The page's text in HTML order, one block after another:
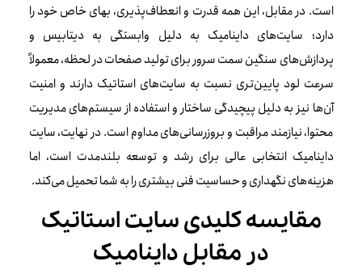
است. در مقابل، این همه قدرت و انعطاف‌پذیری، بهای خاص خود را
دارد؛ سایت‌های داینامیک به دلیل وابستگی به دیتابیس و
پردازش‌های سنگین سمت سرور برای تولید صفحات در لحظه، معمولاً
سرعت لود پایین‌تری نسبت به سایت‌های استاتیک دارند و امنیت
آن‌ها نیز به دلیل پیچیدگی ساختار و استفاده از سیستم‌های مدیریت
محتوا، نیازمند مراقبت و بروزرسانی‌های مداوم است. در نهایت، سایت
داینامیک انتخابی عالی برای رشد و توسعه بلندمدت است، اما
هزینه‌های نگهداری و حساسیت فنی بیشتری را به شما تحمیل می‌کند.
مقایسه کلیدی سایت استاتیک
در مقابل داینامیک